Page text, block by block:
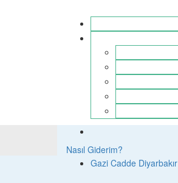
Nasıl Giderim?
Gazi Cadde Diyarbakır